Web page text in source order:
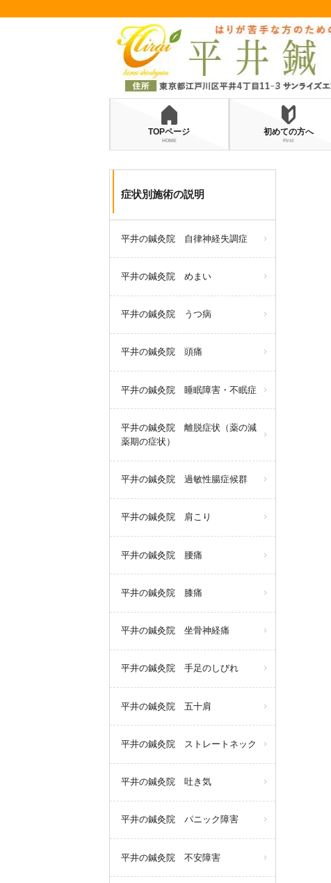
TOPページ
HOME
初めての方へ
First
症状別施術の説明
平井の鍼灸院 自律神経失調症
平井の鍼灸院 めまい
平井の鍼灸院 うつ病
平井の鍼灸院 頭痛
平井の鍼灸院 睡眠障害・不眠症
平井の鍼灸院 離脱症状（薬の減
薬期の症状）
平井の鍼灸院 過敏性腸症候群
平井の鍼灸院 肩こり
平井の鍼灸院 腰痛
平井の鍼灸院 膝痛
平井の鍼灸院 坐骨神経痛
平井の鍼灸院 手足のしびれ
平井の鍼灸院 五十肩
平井の鍼灸院 ストレートネック
平井の鍼灸院 吐き気
平井の鍼灸院 パニック障害
平井の鍼灸院 不安障害